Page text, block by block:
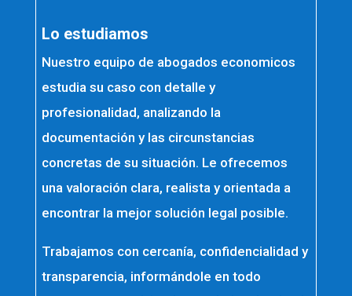
Lo estudiamos
Nuestro equipo de abogados economicos
estudia su caso con detalle y
profesionalidad, analizando la
documentación y las circunstancias
concretas de su situación. Le ofrecemos
una valoración clara, realista y orientada a
encontrar la mejor solución legal posible.
Trabajamos con cercanía, confidencialidad y
transparencia, informándole en todo